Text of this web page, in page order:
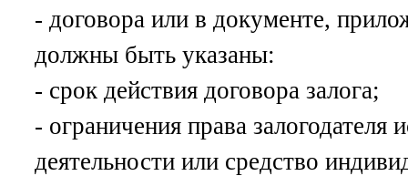
- договора или в документе,
должны быть указаны:
- срок действия договора залога;
- ограничения права залогодателя
деятельности или средство